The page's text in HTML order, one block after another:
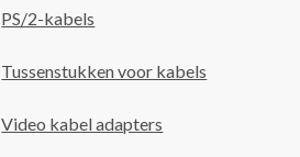
PS/2-kabels
Tussenstukken voor kabels
Video kabel adapters